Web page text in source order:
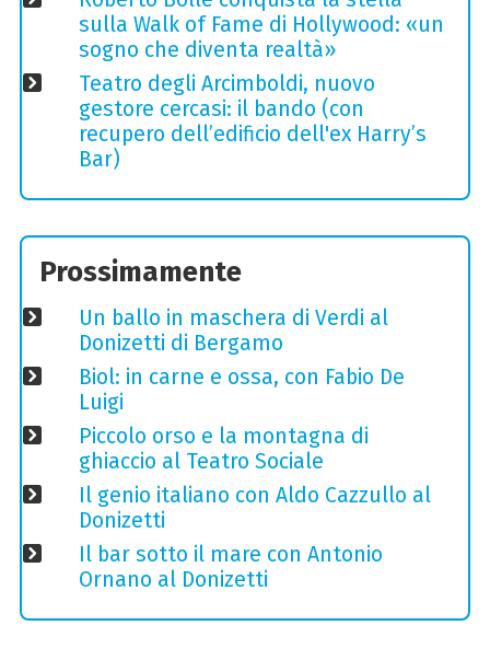
sulla Walk of Fame di Hollywood: «un
sogno che diventa realtà»
Teatro degli Arcimboldi, nuovo
gestore cercasi: il bando (con
recupero dell’edificio dell'ex Harry’s
Bar)
Prossimamente
Un ballo in maschera di Verdi al
Donizetti di Bergamo
Biol: in carne e ossa, con Fabio De
Luigi
Piccolo orso e la montagna di
ghiaccio al Teatro Sociale
Il genio italiano con Aldo Cazzullo al
Donizetti
Il bar sotto il mare con Antonio
Ornano al Donizetti